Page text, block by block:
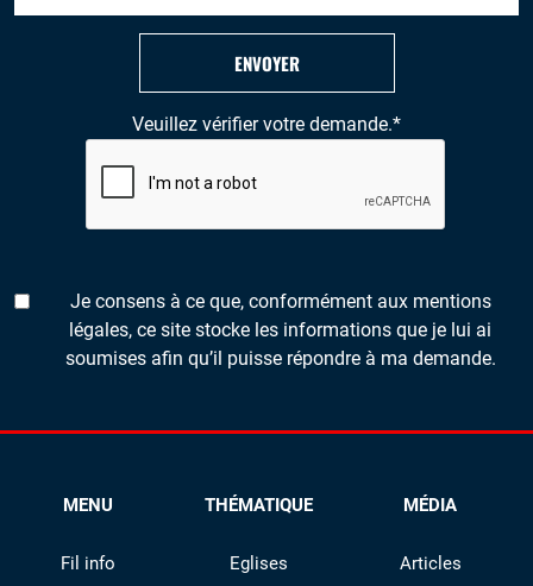
Veuillez vérifier votre demande.*
Je consens à ce que, conformément aux mentions
légales, ce site stocke les informations que je lui ai
soumises afin qu’il puisse répondre à ma demande.
ENVOYER
MENU
Fil info
THÉMATIQUE
Eglises
MÉDIA
Articles